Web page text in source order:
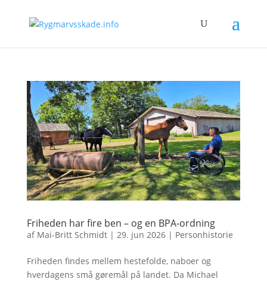
Friheden har fire ben – og en BPA-ordning
af Mai-Britt Schmidt| 29. jun 2026| Personhistorie
Friheden findes mellem hestefolde, naboer og
hverdagens små gøremål på landet. Da Michael